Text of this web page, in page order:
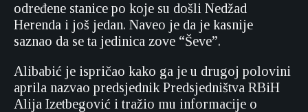
određene stanice po koje su došli Nedžad
Herenda i još jedan. Naveo je da je kasnije
saznao da se ta jedinica zove “Ševe”.
Alibabić je ispričao kako ga je u drugoj polovini
aprila nazvao predsjednik Predsjedništva RBiH
Alija Izetbegović i tražio mu informacije o